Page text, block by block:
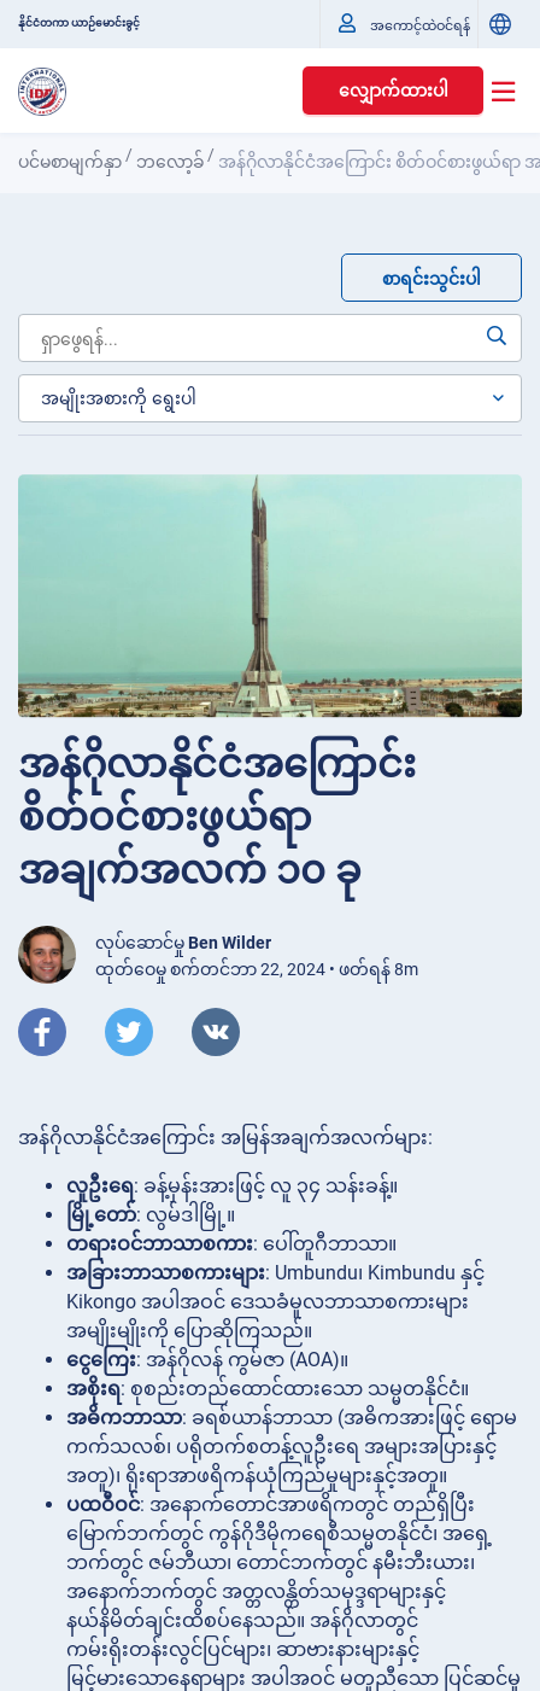
နိုင်ငံတကာ ယာဉ်မောင်းခွင့် အကောင့်ထဲဝင်ရန်
လျှောက်ထားပါ
ပင်မစာမျက်နှာ / ဘလော့ခ် / အန်ဂိုလာနိုင်ငံအကြောင်း စိတ်ဝင်စားဖွယ်ရ
စာရင်းသွင်းပါ
အန်ဂိုလာနိုင်ငံအကြောင်း
စိတ်ဝင်စားဖွယ်ရာ
အချက်အလက် ၁၀ ခု
လုပ်ဆောင်မှု Ben Wilder
ထုတ်ဝေမှု စက်တင်ဘာ 22, 2024 • ဖတ်ရန် 8m
အန်ဂိုလာနိုင်ငံအကြောင်း အမြန်အချက်အလက်များ:
လူဦးရေ: ခန့်မှန်းအားဖြင့် လူ ၃၄ သန်းခန့်။
မြို့တော်: လွမ်ဒါမြို့။
တရားဝင်ဘာသာစကား: ပေါ်တူဂီဘာသာ။
အခြားဘာသာစကားများ: Umbundu၊ Kimbundu နှင့်
Kikongo အပါအဝင် ဒေသခံမူလဘာသာစကားများ
အမျိုးမျိုးကို ပြောဆိုကြသည်။
ငွေကြေး: အန်ဂိုလန် ကွမ်ဇာ (AOA)။
အစိုးရ: စုစည်းတည်ထောင်ထားသော သမ္မတနိုင်ငံ။
အဓိကဘာသာ: ခရစ်ယာန်ဘာသာ (အဓိကအားဖြင့် ရောမ
ကက်သလစ်၊ ပရိုတက်စတန့်လူဦးရေ အများအပြားနှင့်
အတူ)၊ ရိုးရာအာဖရိကန်ယုံကြည်မှုများနှင့်အတူ။
ပထဝီဝင်: အနောက်တောင်အာဖရိကတွင် တည်ရှိပြီး
မြောက်ဘက်တွင် ကွန်ဂိုဒီမိုကရေစီသမ္မတနိုင်ငံ၊ အရှေ့
ဘက်တွင် ဇမ်ဘီယာ၊ တောင်ဘက်တွင် နမီးဘီးယား၊
အနောက်ဘက်တွင် အတ္တလန္တိတ်သမုဒ္ဒရာများနှင့်
နယ်နိမိတ်ချင်းထိစပ်နေသည်။ အန်ဂိုလာတွင်
ကမ်းရိုးတန်းလွင်ပြင်များ၊ ဆာဗားနားများနှင့်
မြင့်မားသောနေရာများ အပါအဝင် မတူညီသော ပြင်ဆင်မှု